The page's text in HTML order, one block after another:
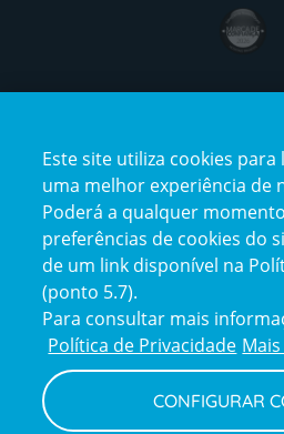
Reclamações
e
elogios
Este site utiliza cookies
uma melhor experiência de
Poderá a qualquer
preferências de cookies do
de um link disponível na
(ponto 5.7).
Para consultar mais
Política de Privacidade
CONFIGURAR